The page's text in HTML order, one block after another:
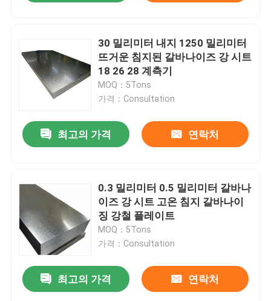
30 밀리미터 내지 1250 밀리미터
뜨거운 침지된 갈바나이즈 강 시트
18 26 28 계측기
MOQ：5Tons
가격：Consultation
최고의 가격 연락처
0.3 밀리미터 0.5 밀리미터 갈바나
이즈 강 시트 고온 침지 갈바나이
징 강철 플레이트
MOQ：5Tons
가격：Consultation
최고의 가격 연락처